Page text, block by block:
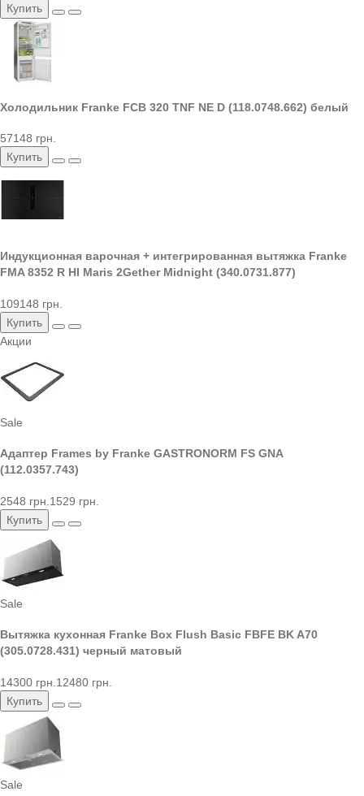
Купить
Холодильник Franke FCB 320 TNF NE D (118.0748.662) белый
57148 грн.
Купить
Индукционная варочная + интегрированная вытяжка Franke
FMA 8352 R HI Maris 2Gether Midnight (340.0731.877)
109148 грн.
Купить
Акции
Sale
Адаптер Frames by Franke GASTRONORM FS GNA
(112.0357.743)
2548 грн. 1529 грн.
Купить
Sale
Вытяжка кухонная Franke Box Flush Basic FBFE BK A70
(305.0728.431) черный матовый
14300 грн. 12480 грн.
Купить
Sale